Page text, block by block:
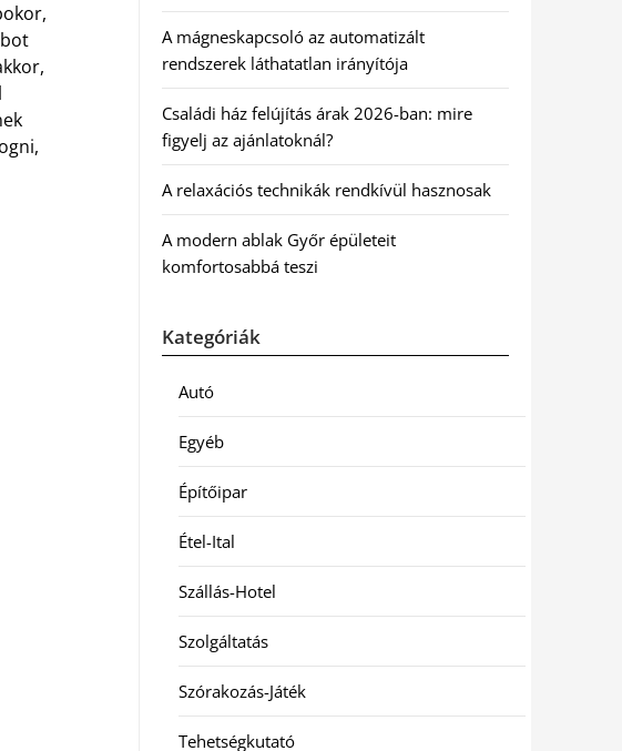
A mágneskapcsoló az automatizált
rendszerek láthatatlan irányítója
Családi ház felújítás árak 2026-ban: mire
figyelj az ajánlatoknál?
A relaxációs technikák rendkívül hasznosak
A modern ablak Győr épületeit
komfortosabbá teszi
Kategóriák
Autó
Egyéb
Építőipar
Étel-Ital
Szállás-Hotel
Szolgáltatás
Szórakozás-Játék
Tehetségkutató